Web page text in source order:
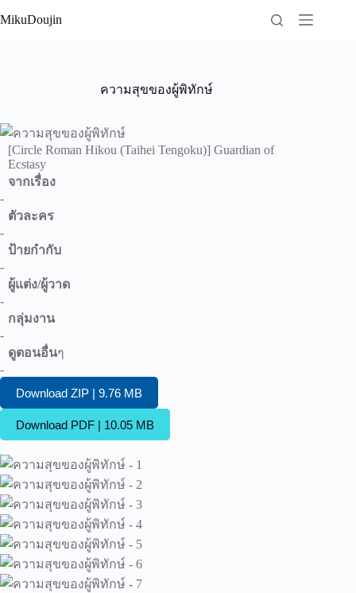
to
MikuDoujin
ความสุขของผู้พิทักษ์
[Circle Roman Hikou (Taihei Tengoku)] Guardian of
Ecstasy
จากเรื่อง
-
ตัวละคร
-
ป้ายกำกับ
-
ผู้แต่ง/ผู้วาด
-
กลุ่มงาน
-
ดูตอนอื่นๆ
-
Download ZIP | 9.76 MB
Download PDF | 10.05 MB